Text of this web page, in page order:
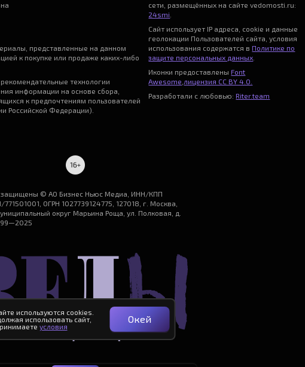
представленные на данном
к покупке или продаже каких-либо
технологии
информации на основе сбора,
к предпочтениям пользователей
Российской Федерации).
сети, размещённых на сайте vedomosti.ru:
24smi
Сайт использует IP адреса, cookie и данные
геолокации Пользователей сайта, условия
использования содержатся вПолитике по
защите персональных данных
Иконки предоставленыFont
Awesome лицензия CC BY 4.0.
Разработали с любовью:Riter.team
защищены © АО Бизнес Ньюс Медиа, ИНН/КПП
771501001, ОГРН 1027739124775, 127018, г. Москва,
округ Марьина Роща, ул. Полковая, д.
используются cookies.
использовать сайт,
условия
Окей